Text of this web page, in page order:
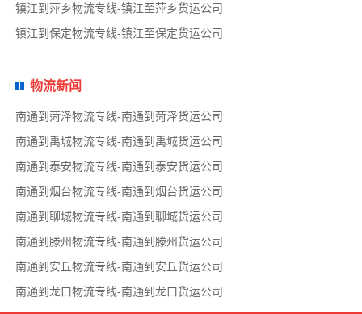
镇江到萍乡物流专线-镇江至萍乡货运公司
镇江到保定物流专线-镇江至保定货运公司
物流新闻
南通到菏泽物流专线-南通到菏泽货运公司
南通到禹城物流专线-南通到禹城货运公司
南通到泰安物流专线-南通到泰安货运公司
南通到烟台物流专线-南通到烟台货运公司
南通到聊城物流专线-南通到聊城货运公司
南通到滕州物流专线-南通到滕州货运公司
南通到安丘物流专线-南通到安丘货运公司
南通到龙口物流专线-南通到龙口货运公司